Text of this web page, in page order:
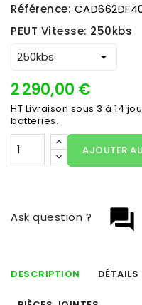
Référence:
PEUT Vitesse: 250kbs
2 290,00 €
HT Livraison sous 3 à 14
batteries.
AJOUTER
question_answer
Ask question ?
DESCRIPTION DÉTAILS